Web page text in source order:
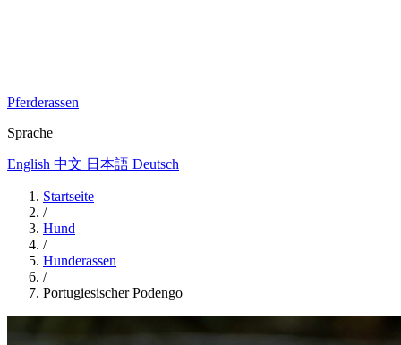
Pferderassen
Sprache
English 中文 日本語 Deutsch
Startseite
/
Hund
/
Hunderassen
/
Portugiesischer Podengo